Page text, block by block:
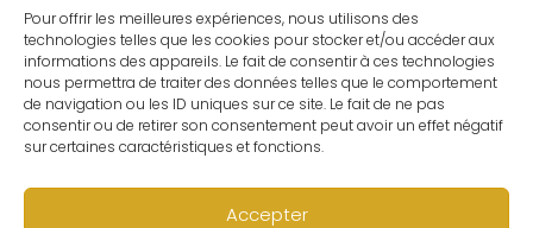
Pour offrir les meilleures expériences, nous utilisons des
technologies telles que les cookies pour stocker et/ou accéder aux
informations des appareils. Le fait de consentir à ces technologies
nous permettra de traiter des données telles que le comportement
de navigation ou les ID uniques sur ce site. Le fait de ne pas
consentir ou de retirer son consentement peut avoir un effet négatif
sur certaines caractéristiques et fonctions.
Accepter
Contact
C.G.V
Suivre ma commande
CONTACT
Un problème ? Une question ? Le Refuge du Sorcier™ est
à votre disposition 7j/7 et 24h/24.